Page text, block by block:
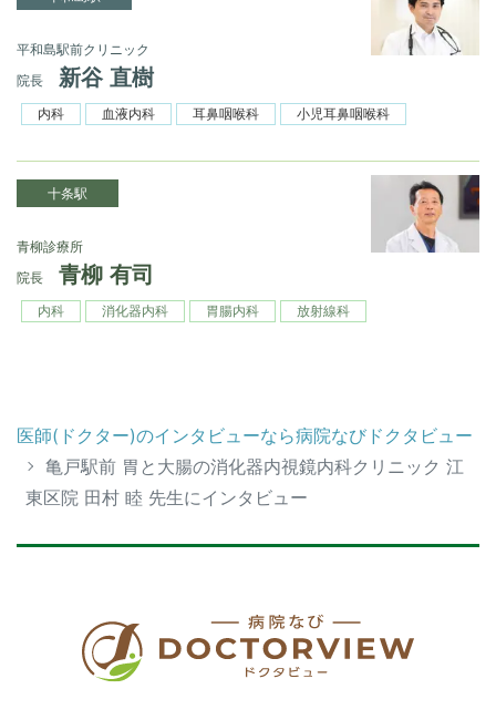
平和島駅前クリニック
院長
新谷 直樹
内科 血液内科 耳鼻咽喉科 小児耳鼻咽喉科
十条駅
青柳診療所
院長
青柳 有司
内科 消化器内科 胃腸内科 放射線科
医師(ドクター)のインタビューなら病院なびドクタビュー
亀戸駅前 胃と⼤腸の消化器内視鏡内科クリニック 江
東区院 田村 睦 先生にインタビュー